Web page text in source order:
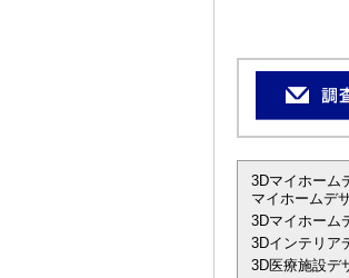
3Dマイホーム
マイホームデ
3Dマイホーム
3Dインテリア
3D医療施設デ